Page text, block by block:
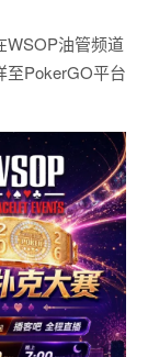
WSOP油管频道
至PokerGO平台